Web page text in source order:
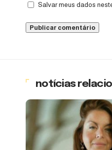
Salvar meus dados
notícias